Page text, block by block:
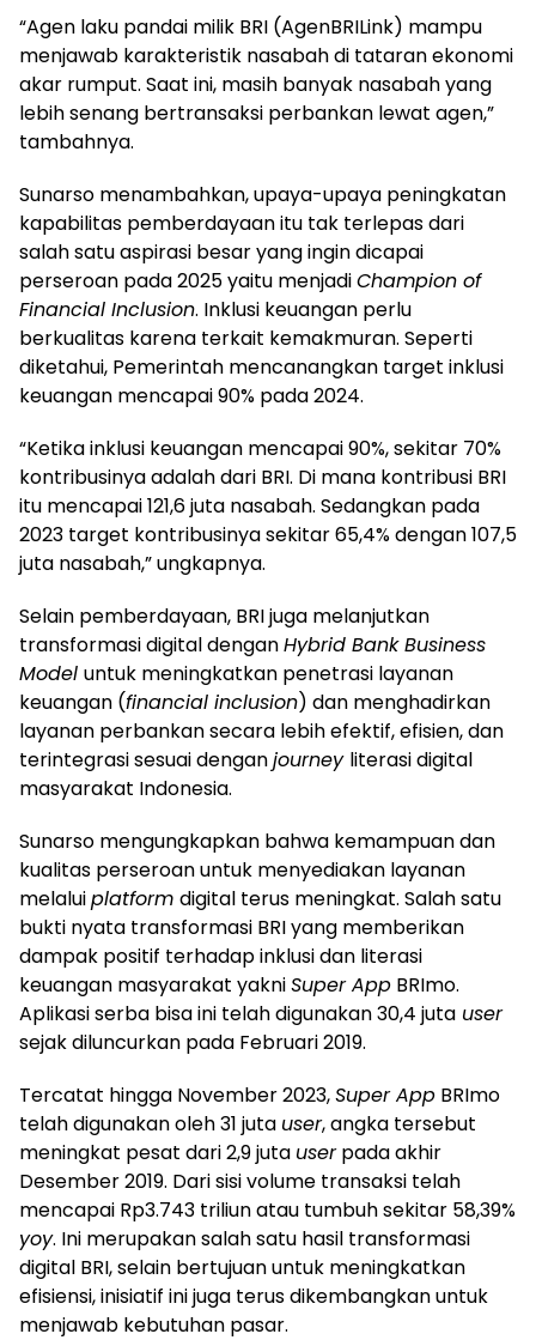
“Agen laku pandai milik BRI (AgenBRILink) mampu
menjawab karakteristik nasabah di tataran ekonomi
akar rumput. Saat ini, masih banyak nasabah yang
lebih senang bertransaksi perbankan lewat agen,”
tambahnya.
Sunarso menambahkan, upaya-upaya peningkatan
kapabilitas pemberdayaan itu tak terlepas dari
salah satu aspirasi besar yang ingin dicapai
perseroan pada 2025 yaitu menjadiChampion of
Financial Inclusion. Inklusi keuangan perlu
berkualitas karena terkait kemakmuran. Seperti
diketahui, Pemerintah mencanangkan target inklusi
keuangan mencapai 90% pada 2024.
“Ketika inklusi keuangan mencapai 90%, sekitar 70%
kontribusinya adalah dari BRI. Di mana kontribusi BRI
itu mencapai 121,6 juta nasabah. Sedangkan pada
2023 target kontribusinya sekitar 65,4% dengan 107,5
juta nasabah,” ungkapnya.
Selain pemberdayaan, BRI juga melanjutkan
transformasi digital denganHybrid Bank Business
Model untuk meningkatkan penetrasi layanan
keuangan (financial inclusion) dan menghadirkan
layanan perbankan secara lebih efektif, efisien, dan
terintegrasi sesuai denganjourney literasi digital
masyarakat Indonesia.
Sunarso mengungkapkan bahwa kemampuan dan
kualitas perseroan untuk menyediakan layanan
melaluiplatform digital terus meningkat. Salah satu
bukti nyata transformasi BRI yang memberikan
dampak positif terhadap inklusi dan literasi
keuangan masyarakat yakniSuper App BRImo.
Aplikasi serba bisa ini telah digunakan 30,4 juta user
sejak diluncurkan pada Februari 2019.
Tercatat hingga November 2023,Super App BRImo
telah digunakan oleh 31 juta user, angka tersebut
meningkat pesat dari 2,9 juta userpada akhir
Desember 2019. Dari sisi volume transaksi telah
mencapai Rp3.743 triliun atau tumbuh sekitar 58,39%
yoy. Ini merupakan salah satu hasil transformasi
digital BRI, selain bertujuan untuk meningkatkan
efisiensi, inisiatif ini juga terus dikembangkan untuk
menjawab kebutuhan pasar.